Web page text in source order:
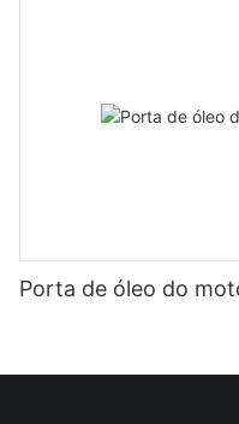
Porta de óleo do